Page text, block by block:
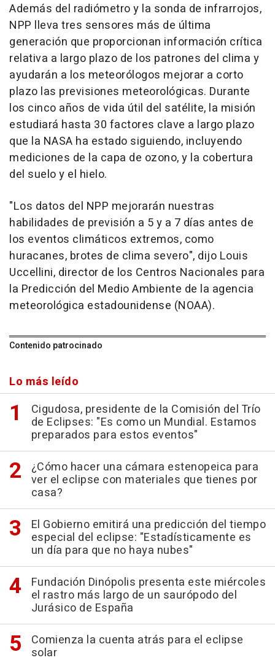
Además del radiómetro y la sonda de infrarrojos,
NPP lleva tres sensores más de última
generación que proporcionan información crítica
relativa a largo plazo de los patrones del clima y
ayudarán a los meteorólogos mejorar a corto
plazo las previsiones meteorológicas. Durante
los cinco años de vida útil del satélite, la misión
estudiará hasta 30 factores clave a largo plazo
que la NASA ha estado siguiendo, incluyendo
mediciones de la capa de ozono, y la cobertura
del suelo y el hielo.
"Los datos del NPP mejorarán nuestras
habilidades de previsión a 5 y a 7 días antes de
los eventos climáticos extremos, como
huracanes, brotes de clima severo", dijo Louis
Uccellini, director de los Centros Nacionales para
la Predicción del Medio Ambiente de la agencia
meteorológica estadounidense (NOAA).
Contenido patrocinado
Lo más leído
Cigudosa, presidente de la Comisión del Trío
de Eclipses: "Es como un Mundial. Estamos
preparados para estos eventos"
¿Cómo hacer una cámara estenopeica para
ver el eclipse con materiales que tienes por
casa?
El Gobierno emitirá una predicción del tiempo
especial del eclipse: "Estadísticamente es
un día para que no haya nubes"
Fundación Dinópolis presenta este miércoles
el rastro más largo de un saurópodo del
Jurásico de España
Comienza la cuenta atrás para el eclipse
solar